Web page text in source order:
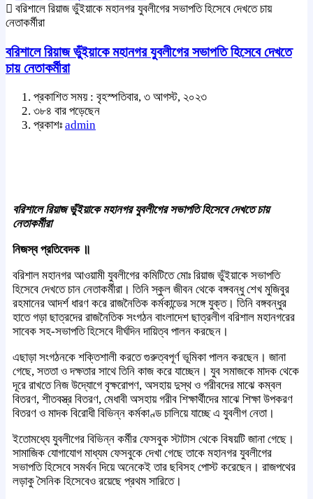
বরিশালে রিয়াজ ভুঁইয়াকে মহানগর যুবলীগের সভাপতি হিসেবে দেখতে চায়
নেতাকর্মীরা
বরিশালে রিয়াজ ভুঁইয়াকে মহানগর যুবলীগের সভাপতি হিসেবে দেখতে
চায় নেতাকর্মীরা
প্রকাশিত সময় : বৃহস্পতিবার, ৩ আগস্ট, ২০২৩
৩৮৪ বার পড়েছেন
প্রকাশঃ admin
বরিশালে রিয়াজ ভুঁইয়াকে মহানগর যুবলীগের সভাপতি হিসেবে দেখতে চায়
নেতাকর্মীরা
নিজস্ব প্রতিবেদক ॥
বরিশাল মহানগর আওয়ামী যুবলীগের কমিটিতে মোঃ রিয়াজ ভুঁইয়াকে সভাপতি
হিসেবে দেখতে চান নেতাকর্মীরা। তিনি স্কুল জীবন থেকে বঙ্গবন্ধু শেখ মুজিবুর
রহমানের আদর্শ ধারণ করে রাজনৈতিক কর্মকান্ডের সঙ্গে যুক্ত। তিনি বঙ্গবন্ধুর
হাতে গড়া ছাত্রদের রাজনৈতিক সংগঠন বাংলাদেশ ছাত্রলীগ বরিশাল মহানগরের
সাবেক সহ-সভাপতি হিসেবে দীর্ঘদিন দায়িত্ব পালন করছেন।
এছাড়া সংগঠনকে শক্তিশালী করতে গুরুত্বপূর্ণ ভূমিকা পালন করছেন। জানা
গেছে, সততা ও দক্ষতার সাথে তিনি কাজ করে যাচ্ছেন। যুব সমাজকে মাদক থেকে
দূরে রাখতে নিজ উদ্যোগে বৃক্ষরোপণ, অসহায় দুস্থ ও গরীবদের মাঝে কম্বল
বিতরণ, শীতবস্ত্র বিতরণ, মেধাবী অসহায় গরীব শিক্ষার্থীদের মাঝে শিক্ষা উপকরণ
বিতরণ ও মাদক বিরোধী বিভিন্ন কর্মকাণ্ড চালিয়ে যাচ্ছে এ যুবলীগ নেতা।
ইতোমধ্যে যুবলীগের বিভিন্ন কর্মীর ফেসবুক স্টাটাস থেকে বিষয়টি জানা গেছে।
সামাজিক যোগাযোগ মাধ্যম ফেসবুকে দেখা গেছে তাকে মহানগর যুবলীগের
সভাপতি হিসেবে সমর্থন দিয়ে অনেকেই তার ছবিসহ পোস্ট করেছেন। রাজপথের
লড়াকু সৈনিক হিসেবেও রয়েছে প্রথম সারিতে।